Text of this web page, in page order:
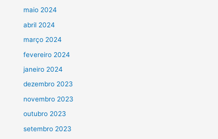
maio 2024
abril 2024
março 2024
fevereiro 2024
janeiro 2024
dezembro 2023
novembro 2023
outubro 2023
setembro 2023